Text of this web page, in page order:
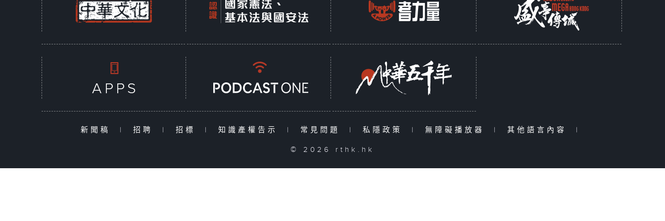
新聞稿 | 招聘 | 招標 | 知識產權告示 | 常見問題 | 私隱政策 | 無障礙播放器 | 其他語言內容 |
© 2026 rthk.hk